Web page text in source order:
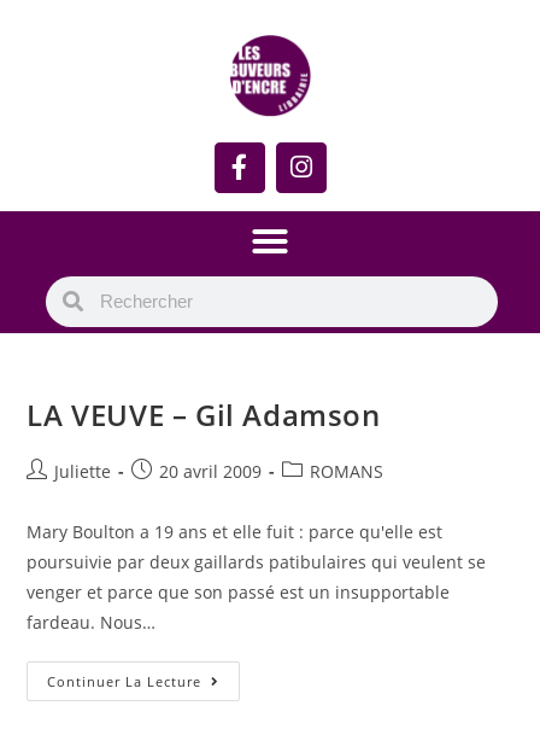
LA VEUVE – Gil Adamson
Juliette 20 avril 2009 ROMANS
Mary Boulton a 19 ans et elle fuit : parce qu'elle est
poursuivie par deux gaillards patibulaires qui veulent se
venger et parce que son passé est un insupportable
fardeau. Nous…
Continuer La Lecture